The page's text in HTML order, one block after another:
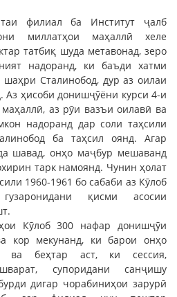
филиал ба Институт ҷалб
миллатҳои маҳаллӣ хеле
татбиқ шуда метавонад, зеро
надоранд, ки баъди хатми
Сталинобод, дур аз оилаи
Аз ҳисоби донишҷӯёни курси 4-и
аз рӯи вазъи оилавӣ ва
надоранд дар соли таҳсили
ба таҳсил оянд. Агар
шавад, онҳо маҷбур мешаванд
тарк намоянд. Чунин ҳолат
1960-1961 бо сабаби аз Кӯлоб
қисми асосии
Кӯлоб 300 нафар донишҷӯи
кор мекунанд, ки барои онҳо
ва беҳтар аст, ки сессия,
супоридани санҷишу
дигар чорабиниҳои зарурӣ